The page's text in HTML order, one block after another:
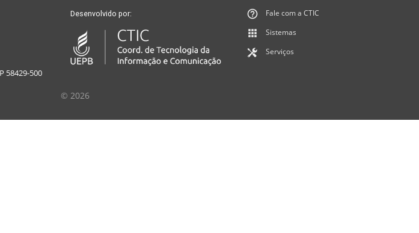
58429-500
Desenvolvido por:
Fale com a CTIC
Sistemas
Serviços
© 2026